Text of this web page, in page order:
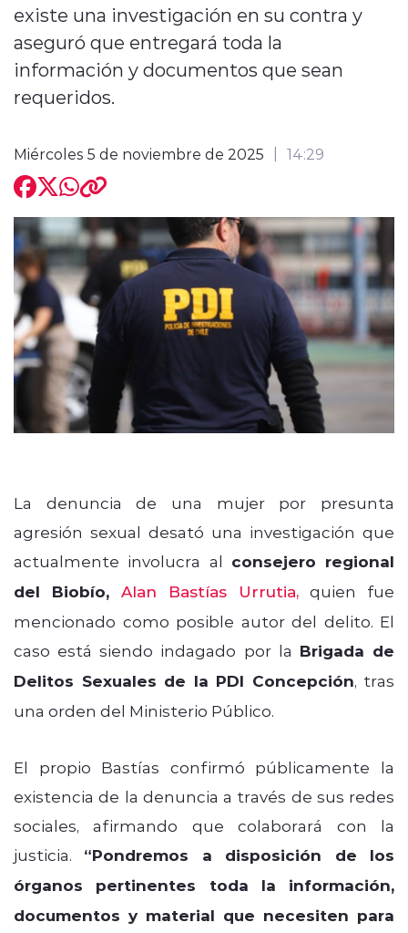
existe una investigación en su contra y
aseguró que entregará toda la
información y documentos que sean
requeridos.
Miércoles 5 de noviembre de 2025 14:29
La denuncia de una mujer por presunta
agresión sexual desató una investigación que
actualmente involucra al consejero regional
del Biobío, Alan Bastías Urrutia, quien fue
mencionado como posible autor del delito. El
caso está siendo indagado por la Brigada de
Delitos Sexuales de la PDI Concepción, tras
una orden del Ministerio Público.
El propio Bastías confirmó públicamente la
existencia de la denuncia a través de sus redes
sociales, afirmando que colaborará con la
justicia. “Pondremos a disposición de los
órganos pertinentes toda la información,
documentos y material que necesiten para